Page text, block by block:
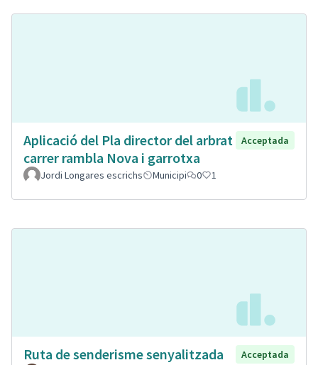
Aplicació del Pla director del arbrat
carrer rambla Nova i garrotxa
Acceptada
Jordi Longares escrichs Municipi 0 1
Ruta de senderisme senyalitzada
Acceptada